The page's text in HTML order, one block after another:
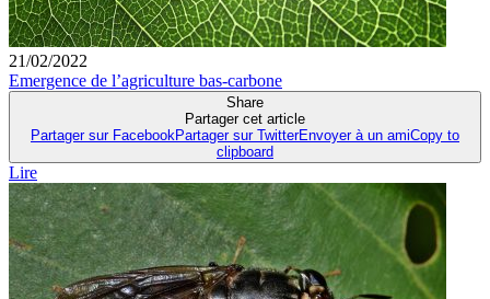
21/02/2022
Emergence de l’agriculture bas-carbone
Share
Partager cet article
Partager sur FacebookPartager sur TwitterEnvoyer à un amiCopy to
clipboard
Lire